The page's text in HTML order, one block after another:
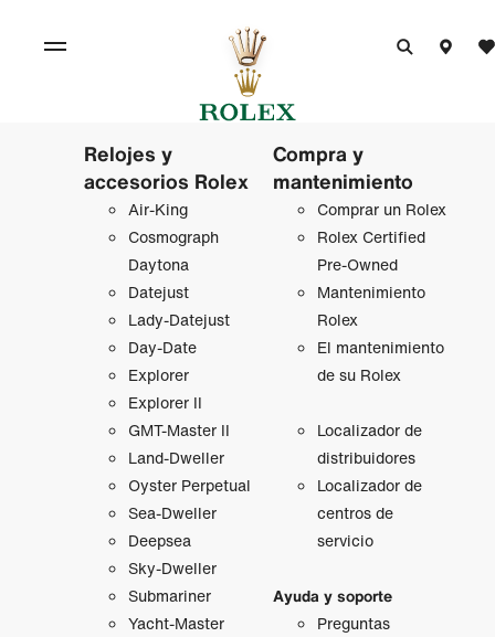
Relojes y
accesorios Rolex
Air‑King
Cosmograph
Daytona
Datejust
Lady‑Datejust
Day-Date
Explorer
Explorer II
GMT‑Master II
Land-Dweller
Oyster Perpetual
Sea-Dweller
Deepsea
Sky-Dweller
Submariner
Yacht-Master
Compra y
mantenimiento
Comprar un Rolex
Rolex Certified
Pre-Owned
Mantenimiento
Rolex
El mantenimiento
de su Rolex
Localizador de
distribuidores
Localizador de
centros de
servicio
Ayuda y soporte
Preguntas